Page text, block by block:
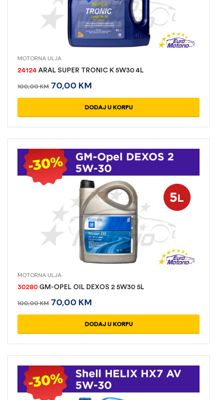
MOTORNA ULJA
24124 ARAL SUPER TRONIC K 5W30 4L
100,00KM 70,00 KM
DODAJ U KORPU
MOTORNA ULJA
30280 GM-OPEL OIL DEXOS 2 5W30 5L
100,00KM 70,00 KM
DODAJ U KORPU